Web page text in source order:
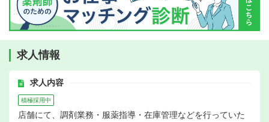
求人情報
求人内容
積極採用中
店舗にて、調剤業務・服薬指導・在庫管理などを行っていた